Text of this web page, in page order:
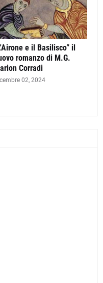
e il Basilisco” il
romanzo di M.G.
Corradi
02, 2024